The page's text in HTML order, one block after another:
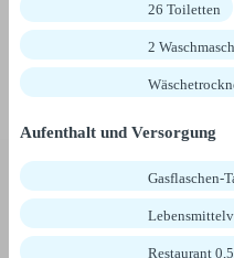
26 Toiletten
2
Aufenthalt und Versorgung
Gasflaschen-
Restaurant